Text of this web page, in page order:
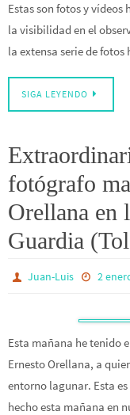
Estas son fotos y
la visibilidad en el
la extensa serie de fotos
SIGA LEYENDO
fotógrafo
Orellana en
Guardia
Juan-Luis 2
Esta mañana he tenido
Ernesto Orellana, a
entorno lagunar. Esta
hecho esta mañana en